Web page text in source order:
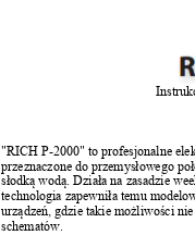
"RICH P-2000" to profesjonalne
przeznaczone do przemysłowego
słodką wodą. Działa na zasadzie
technologia zapewniła temu
urządzeń, gdzie takie możliwości
schematów.